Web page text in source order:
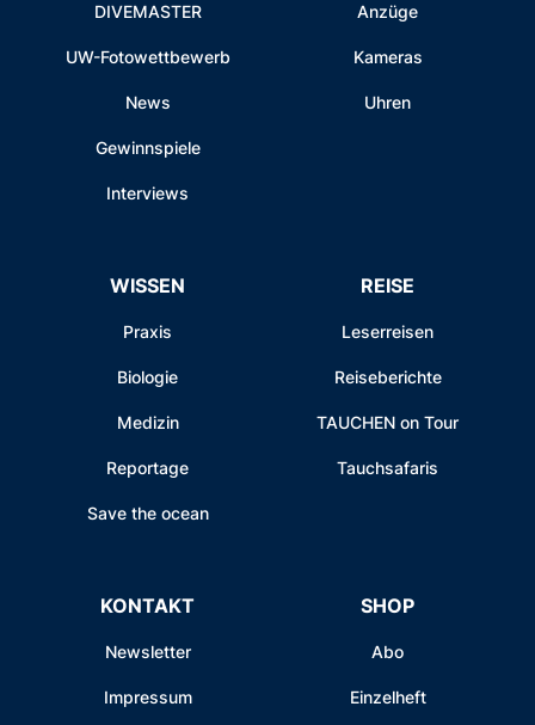
DIVEMASTER
UW-Fotowettbewerb
News
Gewinnspiele
Interviews
Anzüge
Kameras
Uhren
WISSEN
Praxis
Biologie
Medizin
Reportage
Save the ocean
REISE
Leserreisen
Reiseberichte
TAUCHEN on Tour
Tauchsafaris
KONTAKT
Newsletter
Impressum
SHOP
Abo
Einzelheft